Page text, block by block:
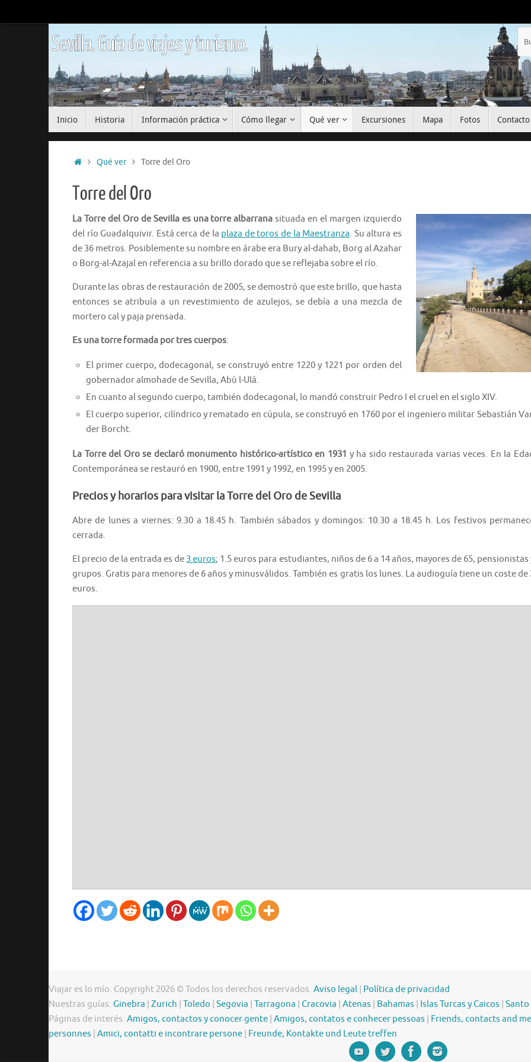
al
Sevilla. Guía de viajes y turismo.
Inicio Historia Información práctica Cómo llegar Qué ver Excursiones Mapa Fotos Contacto
InicioQué ver Torre del Oro
Torre del Oro
La Torre del Oro de Sevilla es una torre albarrana situada en el margen izquierdo
del río Guadalquivir. Está cerca de la plaza de toros de la Maestranza. Su altura es
de 36 metros. Posiblemente su nombre en árabe era Bury al-dahab, Borg al Azahar
o Borg-al-Azajal en referencia a su brillo dorado que se reflejaba sobre el río.
Durante las obras de restauración de 2005, se demostró que este brillo, que hasta
entonces se atribuía a un revestimiento de azulejos, se debía a una mezcla de
mortero cal y paja prensada.
Es una torre formada por tres cuerpos:
El primer cuerpo, dodecagonal, se construyó entre 1220 y 1221 por orden del
gobernador almohade de Sevilla, Abù l-Ulà.
En cuanto al segundo cuerpo, también dodecagonal, lo mandó construir Pedro I el cruel en el siglo XIV.
El cuerpo superior, cilíndrico y rematado en cúpula, se construyó en 1760 por el ingeniero militar Sebastián
der Borcht.
La Torre del Oro se declaró monumento histórico-artístico en 1931 y ha sido restaurada varias veces. En la
Contemporánea se restauró en 1900, entre 1991 y 1992, en 1995 y en 2005.
Precios y horarios para visitar la Torre del Oro de Sevilla
Abre de lunes a viernes: 9.30 a 18.45 h. También sábados y domingos: 10.30 a 18.45 h. Los festivos
cerrada.
El precio de la entrada es de 3 euros; 1.5 euros para estudiantes, niños de 6 a 14 años, mayores de 65, pensionistas
grupos. Gratis para menores de 6 años y minusválidos. También es gratis los lunes. La audioguía tiene un coste de
euros.
Viajar es lo mío. Copyright 2026 © Todos los derechos reservados. Aviso legal Política de privacidad
Nuestras guías: Ginebra Zurich Toledo Segovia Tarragona Cracovia Atenas Bahamas Islas Turcas y Caicos
Páginas de interés: Amigos, contactos y conocer gente Amigos, contatos e conhecer pessoas
Friends, contacts and
personnes Amici, contatti e incontrare persone Freunde, Kontakte und Leute treffen